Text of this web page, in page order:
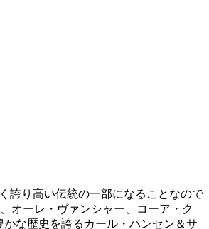
誇り高い伝統の一部になることなので
オーレ・ヴァンシャー、コーア・ク
な歴史を誇るカール・ハンセン＆サ